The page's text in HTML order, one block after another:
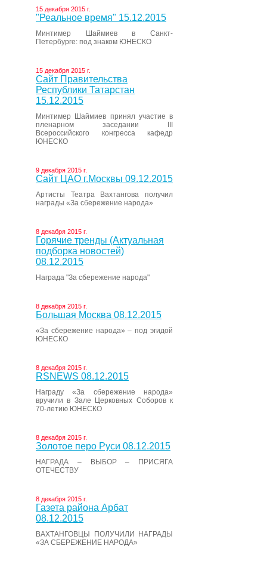
15 декабря 2015 г.
"Реальное время" 15.12.2015
Минтимер Шаймиев в Санкт-
Петербурге: под знаком ЮНЕСКО
15 декабря 2015 г.
Сайт Правительства
Республики Татарстан
15.12.2015
Минтимер Шаймиев принял участие в
пленарном заседании III
Всероссийского конгресса кафедр
ЮНЕСКО
9 декабря 2015 г.
Сайт ЦАО г.Москвы 09.12.2015
Артисты Театра Вахтангова получил
награды «За сбережение народа»
8 декабря 2015 г.
Горячие тренды (Актуальная
подборка новостей)
08.12.2015
Награда "За сбережение народа"
8 декабря 2015 г.
Большая Москва 08.12.2015
«За сбережение народа» – под эгидой
ЮНЕСКО
8 декабря 2015 г.
RSNEWS 08.12.2015
Награду «За сбережение народа»
вручили в Зале Церковных Соборов к
70-летию ЮНЕСКО
8 декабря 2015 г.
Золотое перо Руси 08.12.2015
НАГРАДА – ВЫБОР – ПРИСЯГА
ОТЕЧЕСТВУ
8 декабря 2015 г.
Газета района Арбат
08.12.2015
ВАХТАНГОВЦЫ ПОЛУЧИЛИ НАГРАДЫ
«ЗА СБЕРЕЖЕНИЕ НАРОДА»